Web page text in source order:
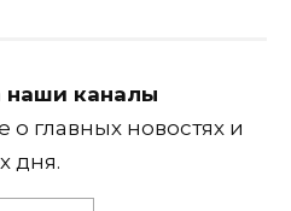
наши каналы
главных новостях и
дня.